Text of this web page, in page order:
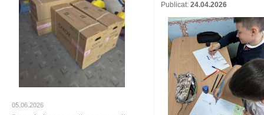
05.06.2026
Publicat: 24.04.2026